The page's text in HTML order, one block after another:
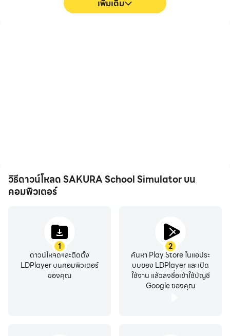
เพิ่มเติม
วิธีดาวน์โหลด SAKURA School Simulator บน
คอมพิวเตอร์
1
ดาวน์โหลดและติดตั้ง
LDPlayer บนคอมพิวเตอร์
ของคุณ
2
ค้นหา Play Store ในแอประ
บบของ LDPlayer และเปิด
ใช้งาน แล้วลงชื่อเข้าใช้บัญชี
Google ของคุณ